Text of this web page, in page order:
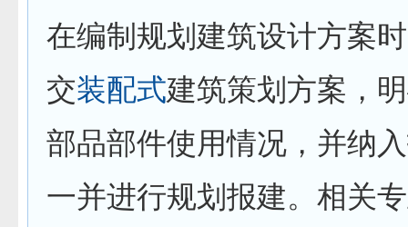
在编制规划建筑设计方案
交装配式建筑策划方案，
部品部件使用情况，并纳
一并进行规划报建。相关